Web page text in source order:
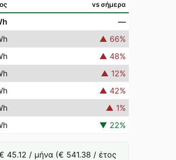
vs σήμερα
—
▲ 66%
▲ 48%
▲ 12%
▲ 42%
▲ 1%
▼ 22%
45.12 / μήνα (€ 541.38 / έτος